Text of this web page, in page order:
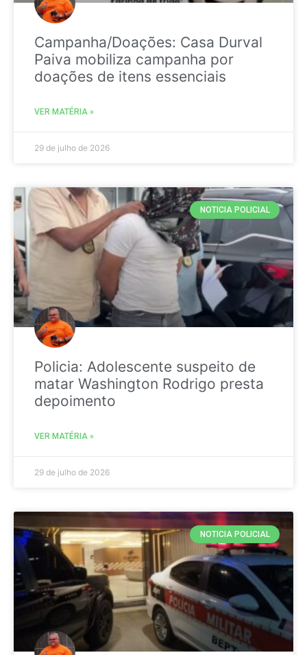
Campanha/Doações: Casa Durval
Paiva mobiliza campanha por
doações de itens essenciais
VER MATÉRIA »
29 de julho de 2026
NOTICIA POLICIAL
Policia: Adolescente suspeito de
matar Washington Rodrigo presta
depoimento
VER MATÉRIA »
29 de julho de 2026
NOTICIA POLICIAL